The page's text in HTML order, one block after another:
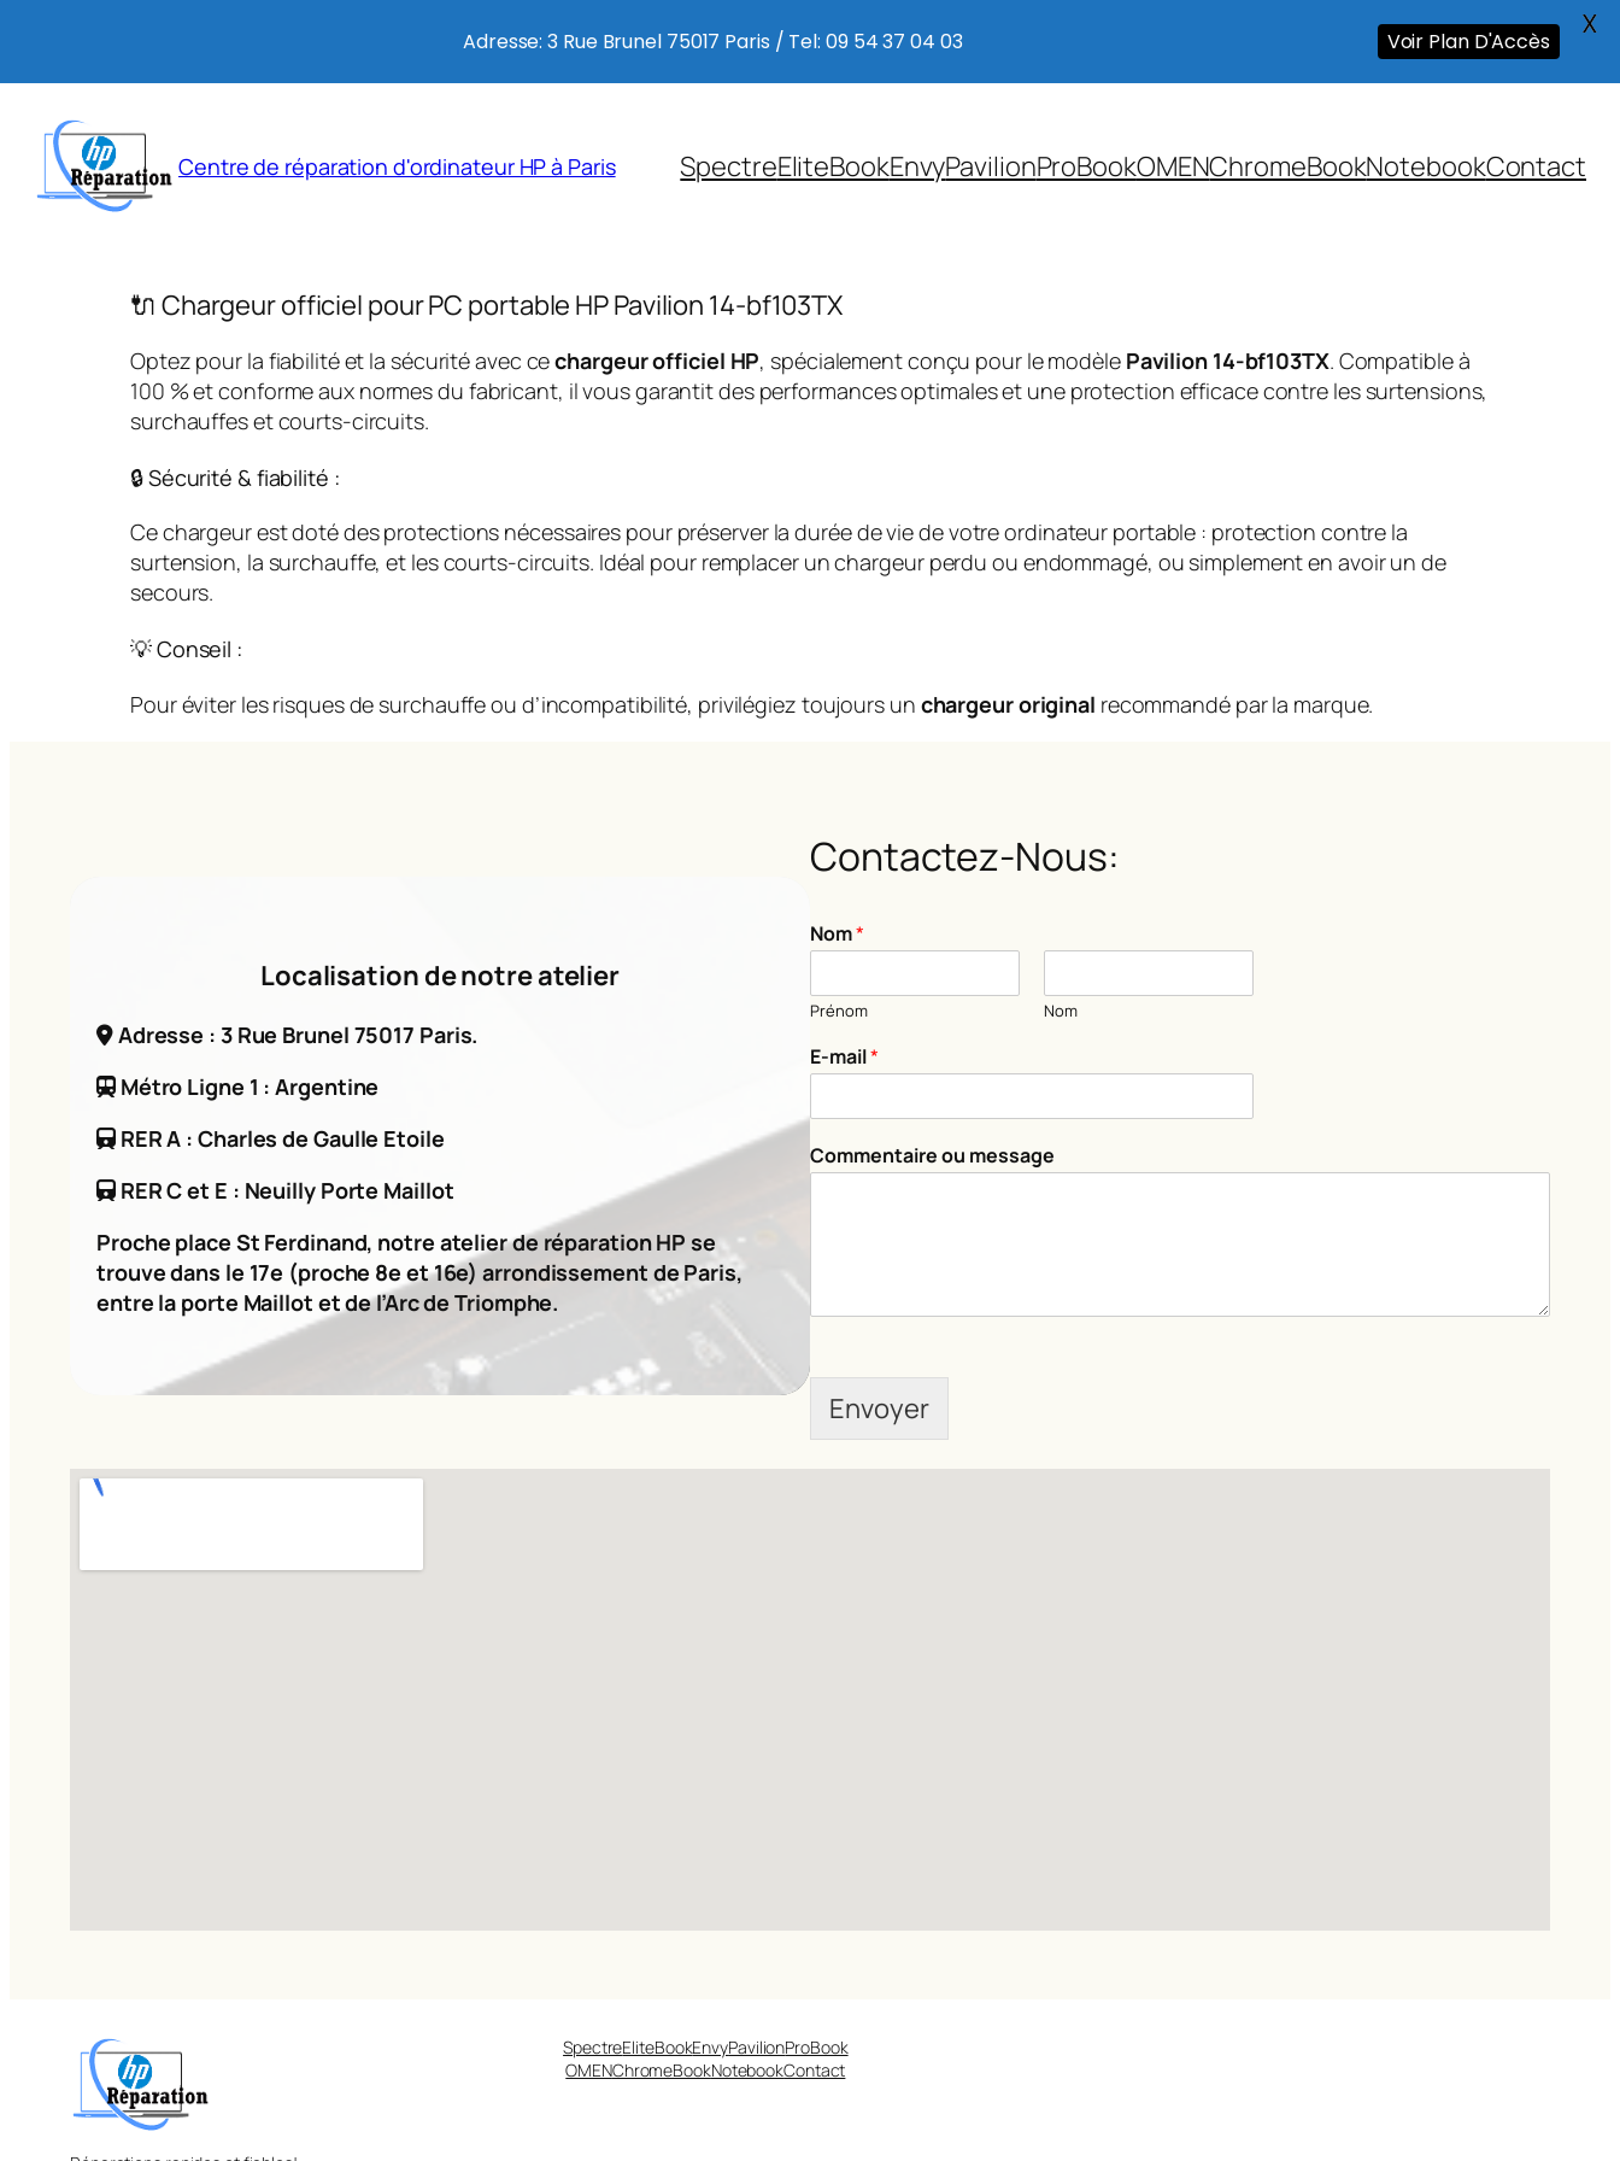
contenu
Centre de réparation d'ordinateur HP à Paris SpectreEliteBookEnvyPavilionProBookOMENChromeBookNotebookContact
🔌 Chargeur officiel pour PC portable HP Pavilion 14-bf103TX
Optez pour la fiabilité et la sécurité avec cechargeur officiel HP, spécialement conçu pour le modèle Pavilion 14-bf103TX. Compatible à
100 % et conforme aux normes du fabricant, il vous garantit des performances optimales et une protection efficace contre les surtensions,
surchauffes et courts-circuits.
🔒 Sécurité & fiabilité :
Ce chargeur est doté des protections nécessaires pour préserver la durée de vie de votre ordinateur portable : protection contre la
surtension, la surchauffe, et les courts-circuits. Idéal pour remplacer un chargeur perdu ou endommagé, ou simplement en avoir un de
secours.
💡 Conseil :
Pour éviter les risques de surchauffe ou d’incompatibilité, privilégiez toujours un chargeur original recommandé par la marque.
Localisation de notre atelier
Adresse : 3 Rue Brunel 75017 Paris.
Métro Ligne 1 : Argentine
RER A : Charles de Gaulle Etoile
RER C et E : Neuilly Porte Maillot
Proche place St Ferdinand, notre atelier de réparation HP se
trouve dans le 17e (proche 8e et 16e) arrondissement de Paris,
entre la porte Maillot et de l’Arc de Triomphe.
Contactez-Nous:
Nom*
Prénom Nom
N
o
N
o
m
E-mail*
Commentaire ou message
Envoyer
SpectreEliteBookEnvyPavilionProBook
OMENChromeBookNotebookContact
Adresse: 3 Rue Brunel 75017 Paris / Tel: 09 54 37 04 03 Voir Plan D'Accès X